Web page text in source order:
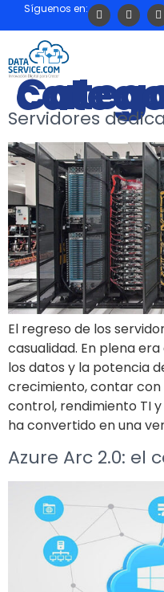
Síguenos en:
Sin
Servidores
El regreso de los
casualidad. En plena
los datos y la potencia
crecimiento, contar
control, rendimiento TI
ha convertido en una
Azure Arc 2.0: el